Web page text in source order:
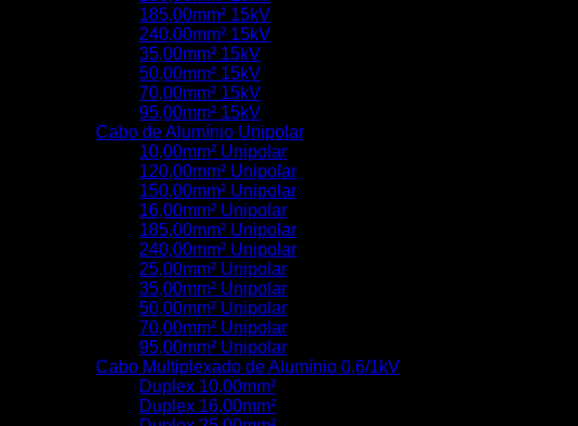
185,00mm² 15kV
240,00mm² 15kV
35,00mm² 15kV
50,00mm² 15kV
70,00mm² 15kV
95,00mm² 15kV
Cabo de Alumínio Unipolar
10,00mm² Unipolar
120,00mm² Unipolar
150,00mm² Unipolar
16,00mm² Unipolar
185,00mm² Unipolar
240,00mm² Unipolar
25,00mm² Unipolar
35,00mm² Unipolar
50,00mm² Unipolar
70,00mm² Unipolar
95,00mm² Unipolar
Cabo Multiplexado de Alumínio 0,6/1kV
Duplex 10,00mm²
Duplex 16,00mm²